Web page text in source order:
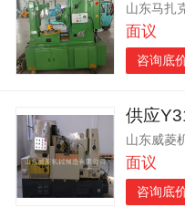
山东马扎
面议
咨询底
山东威菱
面议
咨询底